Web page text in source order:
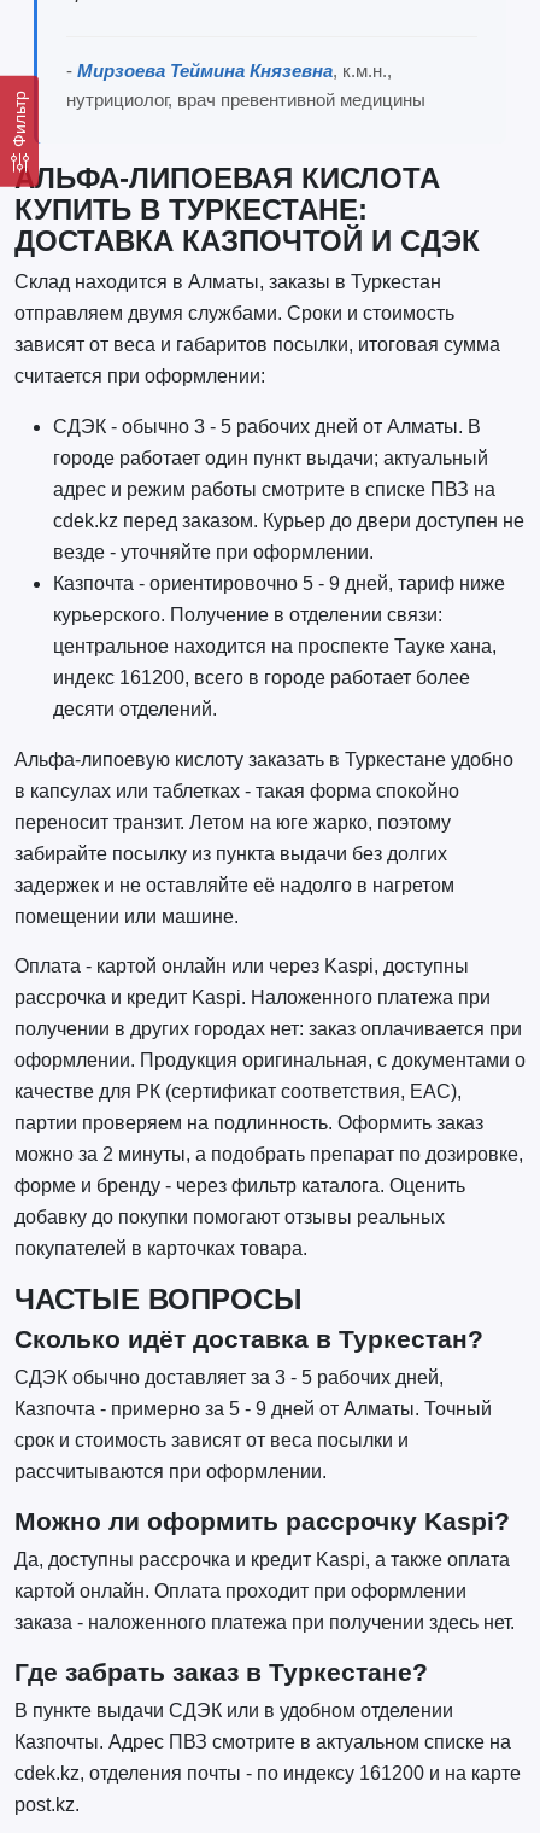
Фильтр
- Мирзоева Теймина Князевна, к.м.н.,
нутрициолог, врач превентивной медицины
АЛЬФА-ЛИПОЕВАЯ КИСЛОТА
КУПИТЬ В ТУРКЕСТАНЕ:
ДОСТАВКА КАЗПОЧТОЙ И СДЭК
Склад находится в Алматы, заказы в Туркестан
отправляем двумя службами. Сроки и стоимость
зависят от веса и габаритов посылки, итоговая сумма
считается при оформлении:
СДЭК - обычно 3 - 5 рабочих дней от Алматы. В
городе работает один пункт выдачи; актуальный
адрес и режим работы смотрите в списке ПВЗ на
cdek.kz перед заказом. Курьер до двери доступен не
везде - уточняйте при оформлении.
Казпочта - ориентировочно 5 - 9 дней, тариф ниже
курьерского. Получение в отделении связи:
центральное находится на проспекте Тауке хана,
индекс 161200, всего в городе работает более
десяти отделений.
Альфа-липоевую кислоту заказать в Туркестане удобно
в капсулах или таблетках - такая форма спокойно
переносит транзит. Летом на юге жарко, поэтому
забирайте посылку из пункта выдачи без долгих
задержек и не оставляйте её надолго в нагретом
помещении или машине.
Оплата - картой онлайн или через Kaspi, доступны
рассрочка и кредит Kaspi. Наложенного платежа при
получении в других городах нет: заказ оплачивается при
оформлении. Продукция оригинальная, с документами о
качестве для РК (сертификат соответствия, EAC),
партии проверяем на подлинность. Оформить заказ
можно за 2 минуты, а подобрать препарат по дозировке,
форме и бренду - через фильтр каталога. Оценить
добавку до покупки помогают отзывы реальных
покупателей в карточках товара.
ЧАСТЫЕ ВОПРОСЫ
Сколько идёт доставка в Туркестан?
СДЭК обычно доставляет за 3 - 5 рабочих дней,
Казпочта - примерно за 5 - 9 дней от Алматы. Точный
срок и стоимость зависят от веса посылки и
рассчитываются при оформлении.
Можно ли оформить рассрочку Kaspi?
Да, доступны рассрочка и кредит Kaspi, а также оплата
картой онлайн. Оплата проходит при оформлении
заказа - наложенного платежа при получении здесь нет.
Где забрать заказ в Туркестане?
В пункте выдачи СДЭК или в удобном отделении
Казпочты. Адрес ПВЗ смотрите в актуальном списке на
cdek.kz, отделения почты - по индексу 161200 и на карте
post.kz.